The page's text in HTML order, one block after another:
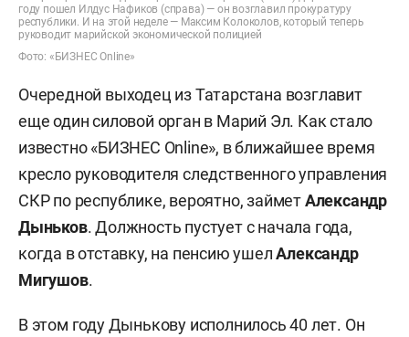
году пошел Илдус Нафиков (справа) — он возглавил прокуратуру
республики. И на этой неделе — Максим Колоколов, который теперь
руководит марийской экономической полицией
Фото: «БИЗНЕС Online»
Очередной выходец из Татарстана возглавит
еще один силовой орган в Марий Эл. Как стало
известно «БИЗНЕС Online», в ближайшее время
кресло руководителя следственного управления
СКР по республике, вероятно, займетАлександр
Дыньков. Должность пустует с начала года,
когда в отставку, на пенсию ушелАлександр
Мигушов.
В этом году Дынькову исполнилось 40 лет. Он